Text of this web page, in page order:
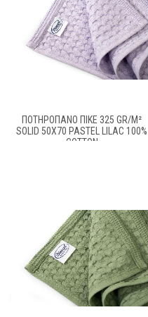
ΠΟΤΗΡΌΠΑΝΟ ΠΙΚΈ 325 GR/M²
SOLID 50X70 PASTEL LILAC 100%
COTTON